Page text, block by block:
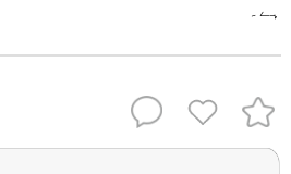
ہے۔